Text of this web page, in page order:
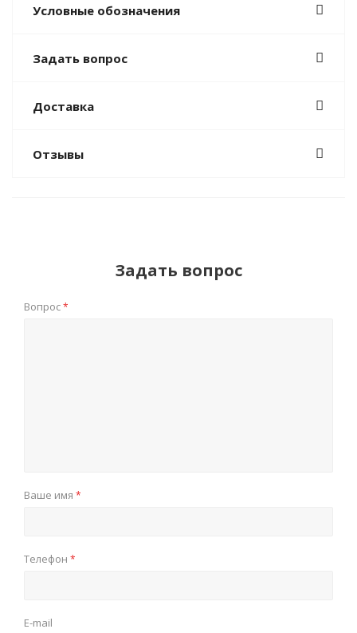
Условные обозначения
Задать вопрос
Доставка
Отзывы
Задать вопрос
Вопрос*
Ваше имя *
Телефон *
E-mail